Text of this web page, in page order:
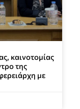
καινοτομίας
της
με